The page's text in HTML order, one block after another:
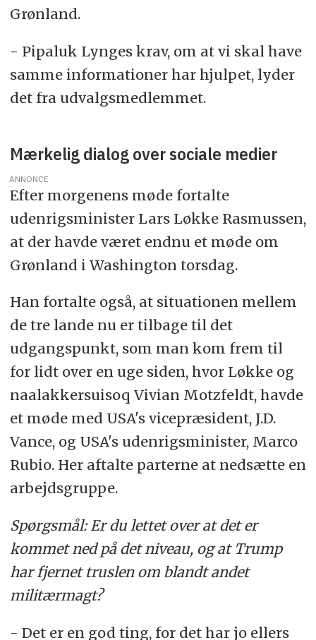
Grønland.
- Pipaluk Lynges krav, om at vi skal have
samme informationer har hjulpet, lyder
det fra udvalgsmedlemmet.
Mærkelig dialog over sociale medier
ANNONCE
Efter morgenens møde fortalte
udenrigsminister Lars Løkke Rasmussen,
at der havde været endnu et møde om
Grønland i Washington torsdag.
Han fortalte også, at situationen mellem
de tre lande nu er tilbage til det
udgangspunkt, som man kom frem til
for lidt over en uge siden, hvor Løkke og
naalakkersuisoq Vivian Motzfeldt, havde
et møde med USA's vicepræsident, J.D.
Vance, og USA's udenrigsminister, Marco
Rubio. Her aftalte parterne at nedsætte en
arbejdsgruppe.
Spørgsmål: Er du lettet over at det er
kommet ned på det niveau, og at Trump
har fjernet truslen om blandt andet
militærmagt?
- Det er en god ting, for det har jo ellers